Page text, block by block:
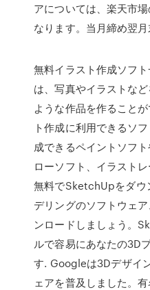
アについては、楽天市
なります。当月締め翌月
無料イラスト作成ソフ
は、写真やイラストな
ような作品を作ること
ト作成に利用できるソ
成できるペイントソフ
ローソフト、イラスト
無料でSketchUpをダウ
デリングのソフトウェ
ンロードしましょう。
ルで容易にあなたの3D
す. Googleは3Dデザイ
ェアを普及しました。